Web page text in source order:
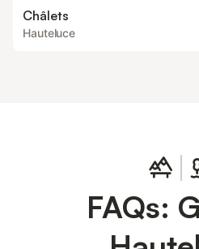
Châlets
Hauteluce
FAQs: